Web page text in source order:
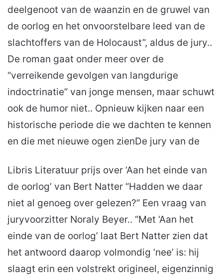
deelgenoot van de waanzin en de gruwel van
de oorlog en het onvoorstelbare leed van de
slachtoffers van de Holocaust”, aldus de jury..
De roman gaat onder meer over de
“verreikende gevolgen van langdurige
indoctrinatie” van jonge mensen, maar schuwt
ook de humor niet.. Opnieuw kijken naar een
historische periode die we dachten te kennen
en die met nieuwe ogen zienDe jury van de
Libris Literatuur prijs over ‘Aan het einde van
de oorlog’ van Bert Natter “Hadden we daar
niet al genoeg over gelezen?” Een vraag van
juryvoorzitter Noraly Beyer.. “Met ‘Aan het
einde van de oorlog’ laat Bert Natter zien dat
het antwoord daarop volmondig ‘nee’ is: hij
slaagt erin een volstrekt origineel, eigenzinnig